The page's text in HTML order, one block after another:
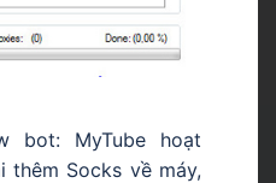
bot: MyTube hoạt
thêm Socks về máy,